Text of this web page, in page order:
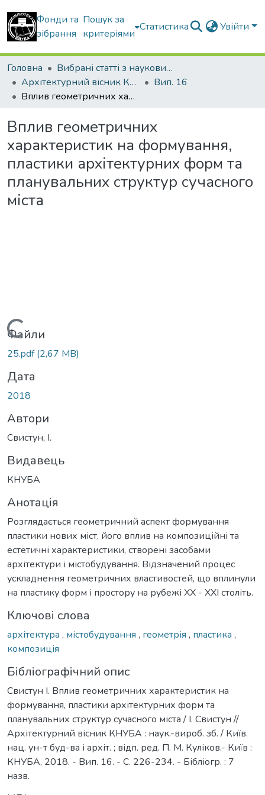
Фонди та
зібрання
Пошук за
критеріями
Статистика Увійти
Головна
Вибрані статті з наукових збірників КНУБА
Архітектурний вісник КНУБА
Вип. 16
Вплив геометричних характеристик на формування, пластики архітектурних форм та планувальних структур сучасного міста
Вплив геометричних
характеристик на формування,
пластики архітектурних форм та
планувальних структур сучасного
міста
Вантажиться...
Файли
25.pdf(2,67 MB)
Дата
2018
Автори
Свистун, І.
Видавець
КНУБА
Анотація
Розглядається геометричний аспект формування
пластики нових міст, його вплив на композиційні та
естетичні характеристики, створені засобами
архітектури і містобудування. Відзначений процес
ускладнення геометричних властивостей, що вплинули
на пластику форм і простору на рубежі ХХ - ХХІ століть.
Ключові слова
архітектура , містобудування , геометрія , пластика ,
композиція
Бібліографічний опис
Свистун І. Вплив геометричних характеристик на
формування, пластики архітектурних форм та
планувальних структур сучасного міста / І. Свистун //
Архітектурний вісник КНУБА : наук.-вироб. зб. / Київ.
нац. ун-т буд-ва і архіт. ; відп. ред. П. М. Куліков.- Київ :
КНУБА, 2018. - Вип. 16. - С. 226-234. - Бібліогр. : 7
назв.